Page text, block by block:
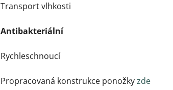
Transport vlhkosti
Antibakteriální
Rychleschnoucí
Propracovaná konstrukce ponožkyzde